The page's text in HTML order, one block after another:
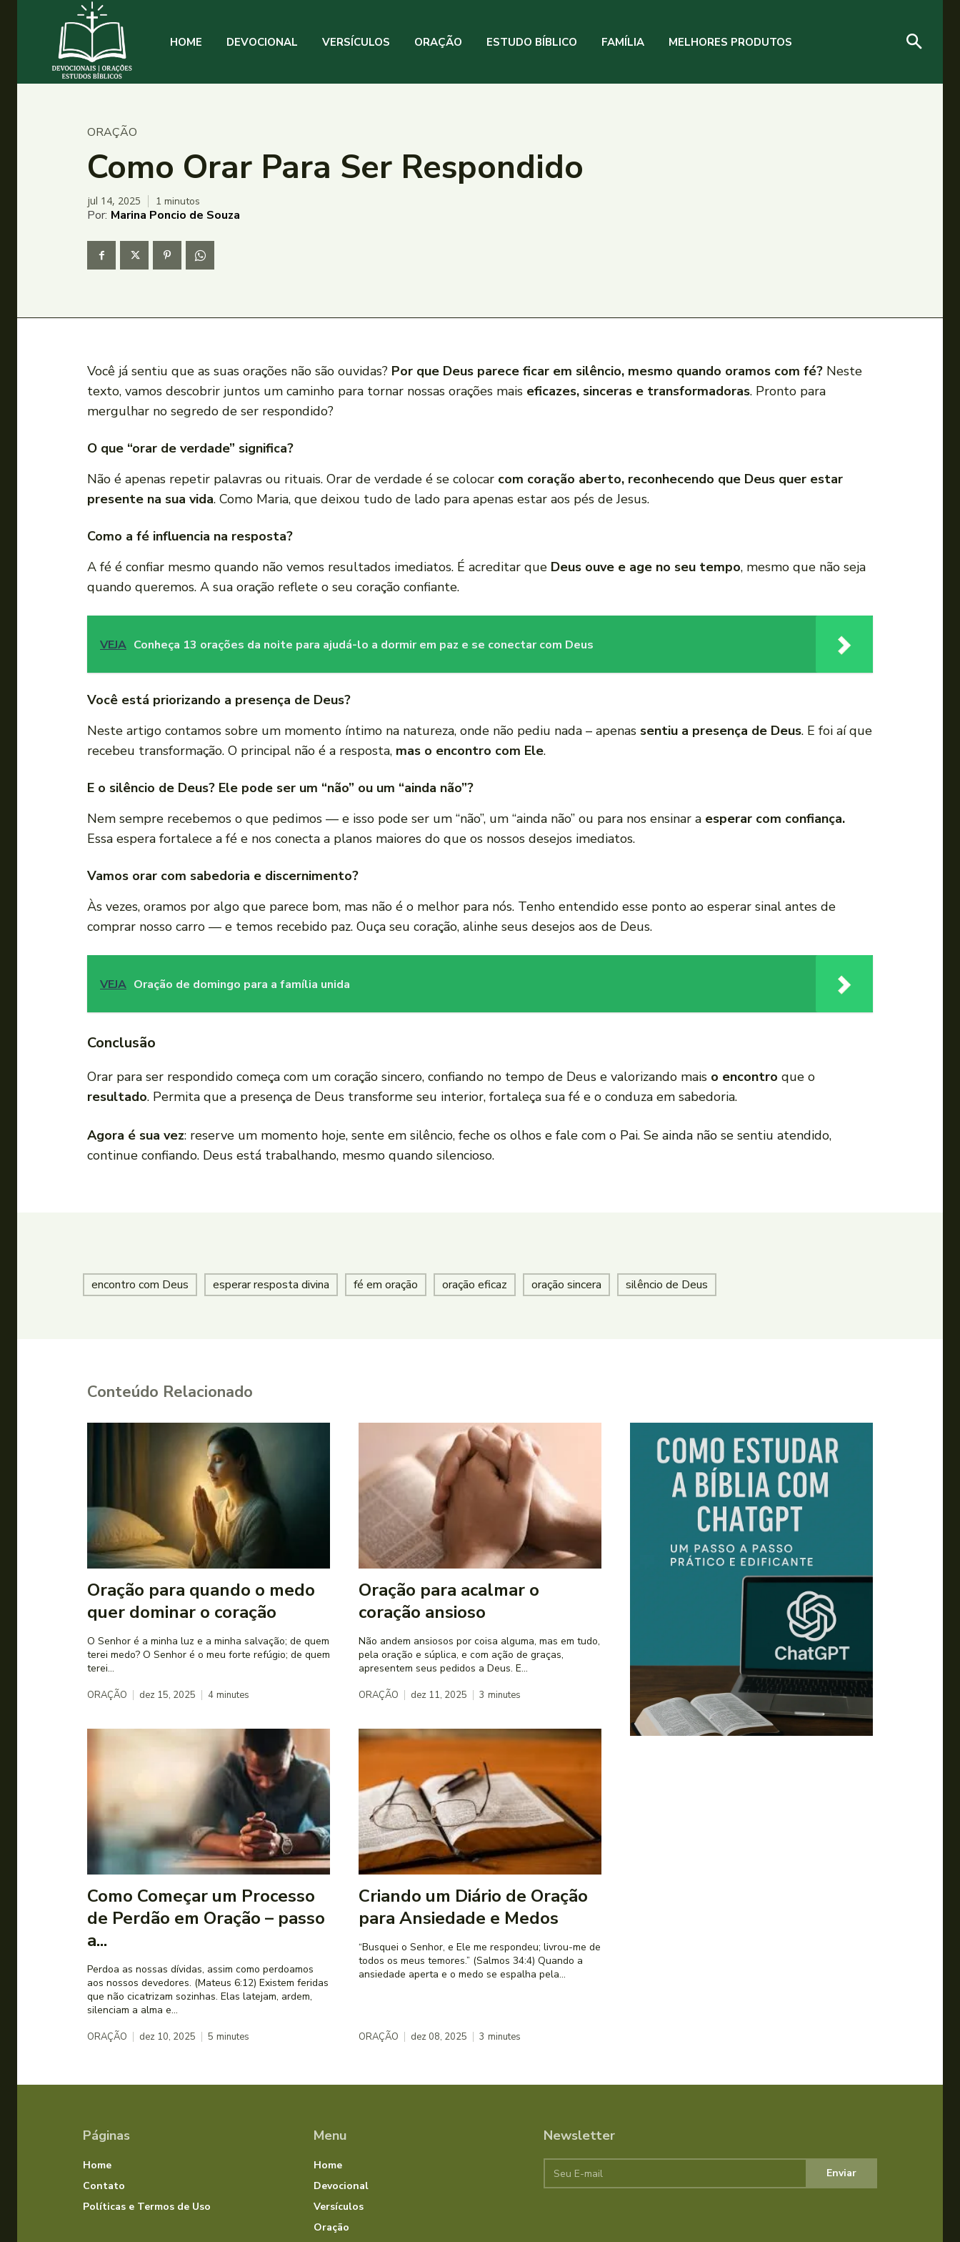
HOME DEVOCIONAL VERSÍCULOS ORAÇÃO ESTUDO BÍBLICO FAMÍLIA MELHORES PRODUTOS
ORAÇÃO
Como Orar Para Ser Respondido
jul 14, 2025 1 minutos
Por: Marina Poncio de Souza
Você já sentiu que as suas orações não são ouvidas? Por que Deus parece ficar em silêncio, mesmo quando oramos com fé? Neste
texto, vamos descobrir juntos um caminho para tornar nossas orações mais eficazes, sinceras e transformadoras. Pronto para
mergulhar no segredo de ser respondido?
O que “orar de verdade” significa?
Não é apenas repetir palavras ou rituais. Orar de verdade é se colocar com coração aberto, reconhecendo que Deus quer estar
presente na sua vida. Como Maria, que deixou tudo de lado para apenas estar aos pés de Jesus.
Como a fé influencia na resposta?
A fé é confiar mesmo quando não vemos resultados imediatos. É acreditar que Deus ouve e age no seu tempo, mesmo que não seja
quando queremos. A sua oração reflete o seu coração confiante.
VEJA Conheça 13 orações da noite para ajudá-lo a dormir em paz e se conectar com Deus
Você está priorizando a presença de Deus?
Neste artigo contamos sobre um momento íntimo na natureza, onde não pediu nada – apenas sentiu a presença de Deus. E foi aí que
recebeu transformação. O principal não é a resposta, mas o encontro com Ele.
E o silêncio de Deus? Ele pode ser um “não” ou um “ainda não”?
Nem sempre recebemos o que pedimos — e isso pode ser um “não”, um “ainda não” ou para nos ensinar a esperar com confiança.
Essa espera fortalece a fé e nos conecta a planos maiores do que os nossos desejos imediatos.
Vamos orar com sabedoria e discernimento?
Às vezes, oramos por algo que parece bom, mas não é o melhor para nós. Tenho entendido esse ponto ao esperar sinal antes de
comprar nosso carro — e temos recebido paz. Ouça seu coração, alinhe seus desejos aos de Deus.
VEJA Oração de domingo para a família unida
Conclusão
Orar para ser respondido começa com um coração sincero, confiando no tempo de Deus e valorizando mais o encontro que o
resultado. Permita que a presença de Deus transforme seu interior, fortaleça sua fé e o conduza em sabedoria.
Agora é sua vez: reserve um momento hoje, sente em silêncio, feche os olhos e fale com o Pai. Se ainda não se sentiu atendido,
continue confiando. Deus está trabalhando, mesmo quando silencioso.
encontro com Deus esperar resposta divina fé em oração oração eficaz oração sincera silêncio de Deus
Conteúdo Relacionado
Oração para quando o medo
quer dominar o coração
O Senhor é a minha luz e a minha salvação; de quem
terei medo? O Senhor é o meu forte refúgio; de quem
terei...
ORAÇÃO dez 15, 2025 4 minutes
Oração para acalmar o
coração ansioso
Não andem ansiosos por coisa alguma, mas em tudo,
pela oração e súplica, e com ação de graças,
apresentem seus pedidos a Deus. E...
ORAÇÃO dez 11, 2025 3 minutes
Como Começar um Processo
de Perdão em Oração – passo
a...
Perdoa as nossas dívidas, assim como perdoamos
aos nossos devedores. (Mateus 6:12) Existem feridas
que não cicatrizam sozinhas. Elas latejam, ardem,
silenciam a alma e...
ORAÇÃO dez 10, 2025 5 minutes
Criando um Diário de Oração
para Ansiedade e Medos
“Busquei o Senhor, e Ele me respondeu; livrou-me de
todos os meus temores.” (Salmos 34:4) Quando a
ansiedade aperta e o medo se espalha pela...
ORAÇÃO dez 08, 2025 3 minutes
Páginas
Home
Contato
Políticas e Termos de Uso
Menu
Home
Devocional
Versículos
Oração
Newsletter
Enviar